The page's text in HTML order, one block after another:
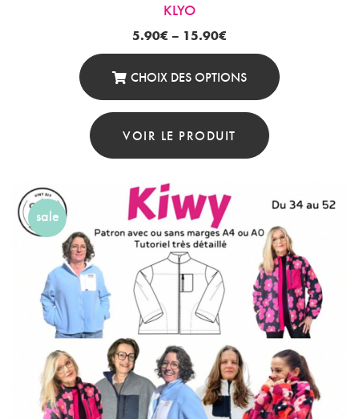
KLYO
5.90€ – 15.90€
CHOIX DES OPTIONS
Ce
Produit
Variations.
Les
Options
Peuvent
Être
Choisies
Sur
La
Page
VOIR LE PRODUIT
sale